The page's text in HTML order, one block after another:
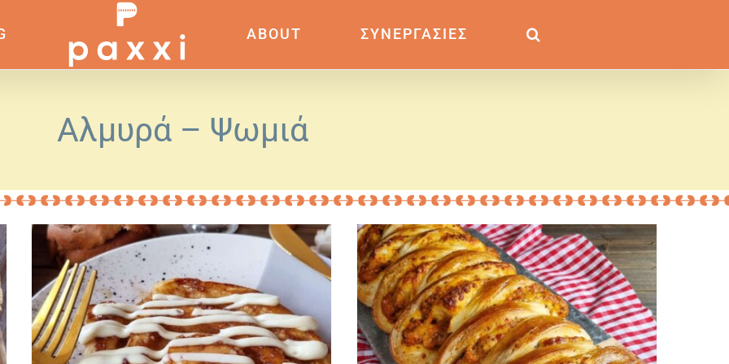
ABOUT ΣΥΝΕΡΓΑΣΙΕΣ
Αλμυρά – Ψωμιά